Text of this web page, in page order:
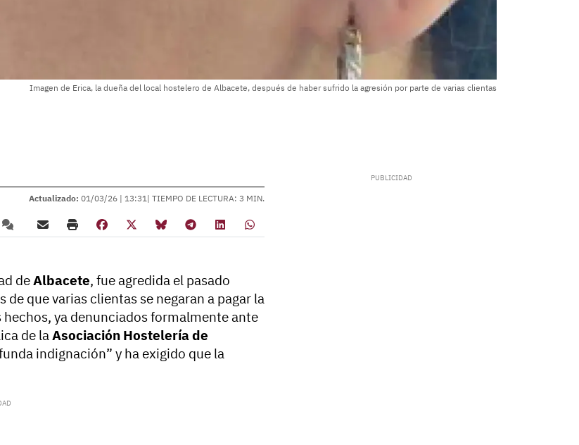
Imagen de Erica, la dueña del local hostelero de Albacete, después de haber sufrido la agresión por parte de varias clientas
Actualizado: 01/03/26 | 13:31| TIEMPO DE LECTURA: 3 MIN.
deAlbacete, fue agredida el pasado
que varias clientas se negaran a pagar la
ya denunciados formalmente ante
de laAsociación Hostelería de
indignación” y ha exigido que la